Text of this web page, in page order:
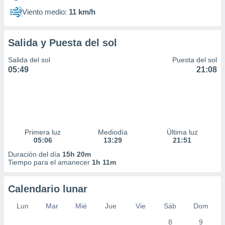
Viento medio: 11 km/h
Salida y Puesta del sol
Salida del sol
05:49
Puesta del sol
21:08
Primera luz
05:06
Mediodía
13:29
Última luz
21:51
Duración del día 15h 20m
Tiempo para el amanecer 1h 11m
Calendario lunar
Lun Mar Mié Jue Vie Sáb
Dom
8
9